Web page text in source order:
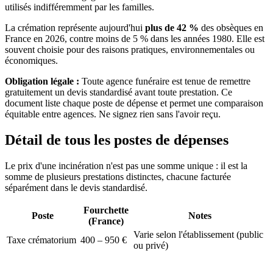
utilisés indifféremment par les familles.
La crémation représente aujourd'hui plus de 42 % des obsèques en
France en 2026, contre moins de 5 % dans les années 1980. Elle est
souvent choisie pour des raisons pratiques, environnementales ou
économiques.
Obligation légale : Toute agence funéraire est tenue de remettre
gratuitement un devis standardisé avant toute prestation. Ce
document liste chaque poste de dépense et permet une comparaison
équitable entre agences. Ne signez rien sans l'avoir reçu.
Détail de tous les postes de dépenses
Le prix d'une incinération n'est pas une somme unique : il est la
somme de plusieurs prestations distinctes, chacune facturée
séparément dans le devis standardisé.
Poste
Fourchette
(France)
Notes
Taxe crématorium 400 – 950 €
Varie selon l'établissement (public
ou privé)